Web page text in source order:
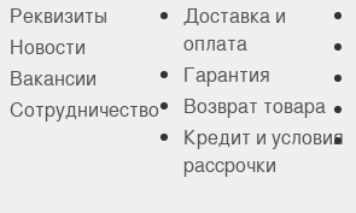
Реквизиты
Новости
Вакансии
Сотрудничество
Доставка и
оплата
Гарантия
Возврат товара
Кредит и условия
рассрочки